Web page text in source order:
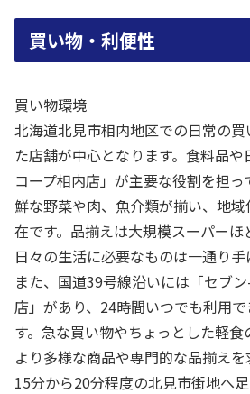
買い物・利便性
買い物環境
北海道北見市相内地区での日常の
た店舗が中心となります。食料品
コープ相内店」が主要な役割を担
鮮な野菜や肉、魚介類が揃い、地
在です。品揃えは大規模スーパーほ
日々の生活に必要なものは一通り手
また、国道39号線沿いには「セブ
店」があり、24時間いつでも利用
す。急な買い物やちょっとした軽食
より多様な商品や専門的な品揃え
15分から20分程度の北見市街地へ